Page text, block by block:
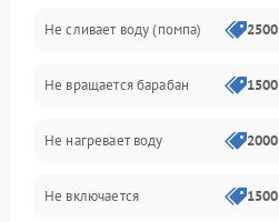
Водоснабжение
Слив
Программное обеспечение
Не сливает воду (помпа)
Не вращается барабан
Не нагревает воду
Не включается